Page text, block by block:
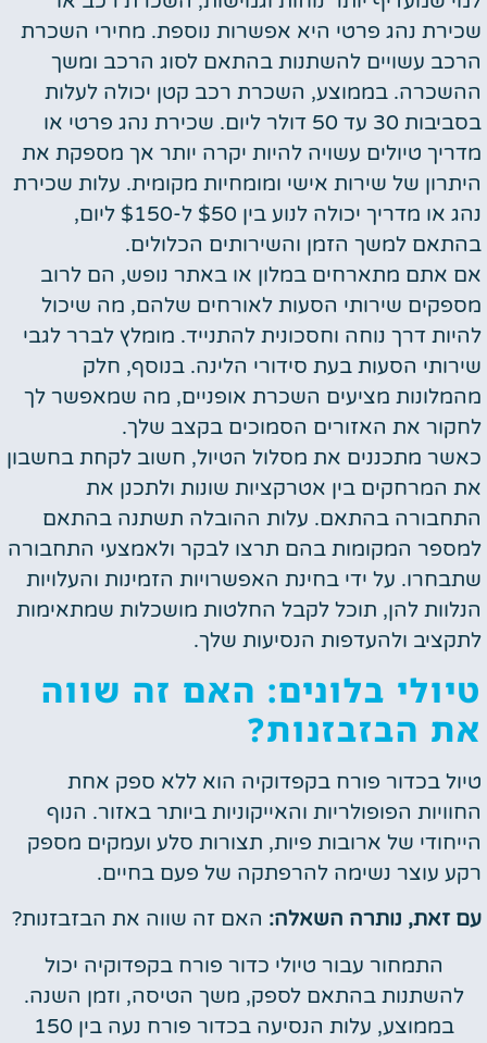
שכירת נהג פרטי היא אפשרות נוספת. מחירי השכרת
הרכב עשויים להשתנות בהתאם לסוג הרכב ומשך
ההשכרה. בממוצע, השכרת רכב קטן יכולה לעלות
בסביבות 30 עד 50 דולר ליום. שכירת נהג פרטי או
מדריך טיולים עשויה להיות יקרה יותר אך מספקת את
היתרון של שירות אישי ומומחיות מקומית. עלות שכירת
נהג או מדריך יכולה לנוע בין $50 ל-$150 ליום,
בהתאם למשך הזמן והשירותים הכלולים.
אם אתם מתארחים במלון או באתר נופש, הם לרוב
מספקים שירותי הסעות לאורחים שלהם, מה שיכול
להיות דרך נוחה וחסכונית להתנייד. מומלץ לברר לגבי
שירותי הסעות בעת סידורי הלינה. בנוסף, חלק
מהמלונות מציעים השכרת אופניים, מה שמאפשר לך
לחקור את האזורים הסמוכים בקצב שלך.
כאשר מתכננים את מסלול הטיול, חשוב לקחת בחשבון
את המרחקים בין אטרקציות שונות ולתכנן את
התחבורה בהתאם. עלות ההובלה תשתנה בהתאם
למספר המקומות בהם תרצו לבקר ולאמצעי התחבורה
שתבחרו. על ידי בחינת האפשרויות הזמינות והעלויות
הנלוות להן, תוכל לקבל החלטות מושכלות שמתאימות
לתקציב ולהעדפות הנסיעות שלך.
טיולי בלונים: האם זה שווה
את הבזבזנות?
טיול בכדור פורח בקפדוקיה הוא ללא ספק אחת
החוויות הפופולריות והאייקוניות ביותר באזור. הנוף
הייחודי של ארובות פיות, תצורות סלע ועמקים מספק
רקע עוצר נשימה להרפתקה של פעם בחיים.
עם זאת, נותרה השאלה: האם זה שווה את הבזבזנות?
התמחור עבור טיולי כדור פורח בקפדוקיה יכול
להשתנות בהתאם לספק, משך הטיסה, וזמן השנה.
בממוצע, עלות הנסיעה בכדור פורח נעה בין 150